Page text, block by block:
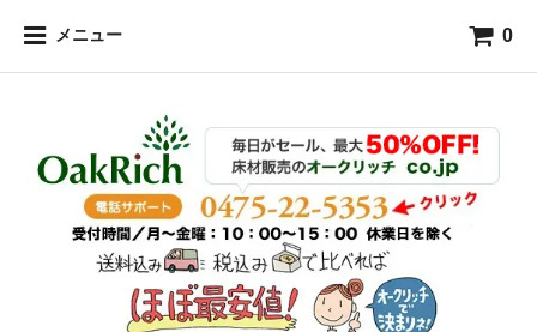
メニュー 0